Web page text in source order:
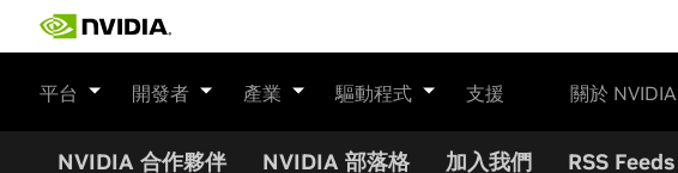
平台 開發者 產業 驅動程式 支援 關於 NVIDIA
NVIDIA 合作夥伴 NVIDIA 部落格 加入我們 RSS Feeds